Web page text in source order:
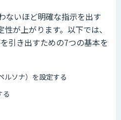
ないほど明確な指示を出す
が上がります。以下では、
引き出すための7つの基本を
ルソナ）を設定する
る